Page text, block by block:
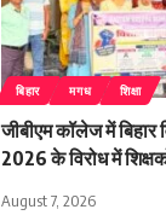
बिहार मगध शिक्षा
जीबीएम कॉलेज में बिहार
2026 के विरोध में
August 7, 2026